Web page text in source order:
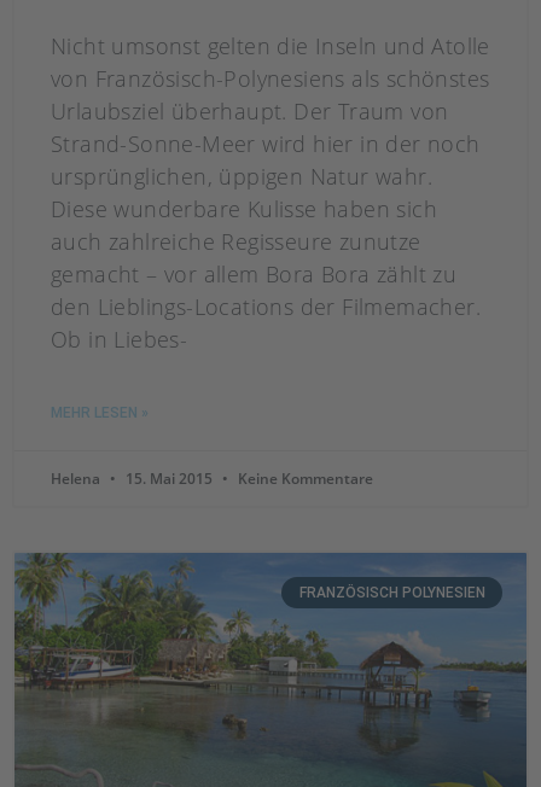
Nicht umsonst gelten die Inseln und Atolle
von Französisch-Polynesiens als schönstes
Urlaubsziel überhaupt. Der Traum von
Strand-Sonne-Meer wird hier in der noch
ursprünglichen, üppigen Natur wahr.
Diese wunderbare Kulisse haben sich
auch zahlreiche Regisseure zunutze
gemacht – vor allem Bora Bora zählt zu
den Lieblings-Locations der Filmemacher.
Ob in Liebes-
MEHR LESEN »
Helena 15. Mai 2015 Keine Kommentare
FRANZÖSISCH POLYNESIEN